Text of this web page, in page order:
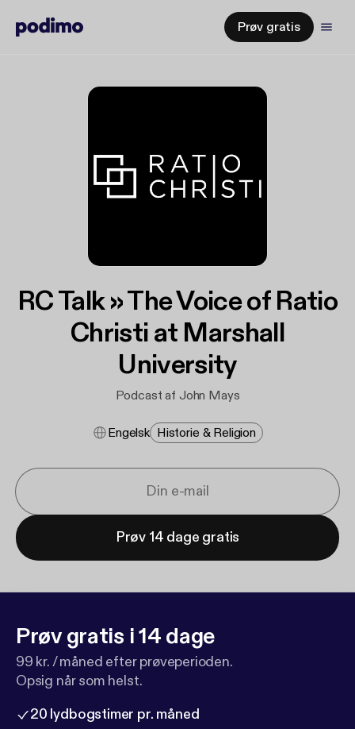
Prøv gratis
RC Talk » The Voice of Ratio
Christi at Marshall
University
Podcast af John Mays
Engelsk Historie & Religion
Prøv 14 dage gratis
Prøv gratis i 14 dage
99 kr. / måned efter prøveperioden.
Opsig når som helst.
20 lydbogstimer pr. måned